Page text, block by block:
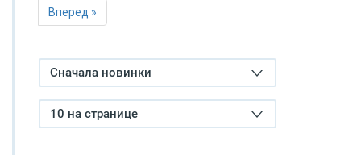
Вперед »
Сначала новинки
10 на странице